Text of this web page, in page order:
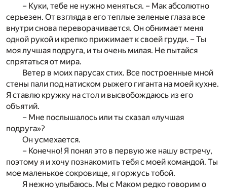
– Куки, тебе не нужно меняться. – Мак абсолютно
серьезен. От взгляда в его теплые зеленые глаза все
внутри снова переворачивается. Он обнимает меня
одной рукой и крепко прижимает к своей груди. – Ты
моя лучшая подруга, и ты очень милая. Не пытайся
спрятаться от мира.
Ветер в моих парусах стих. Все построенные мной
стены пали под натиском рыжего гиганта на моей кухне.
Я ставлю кружку на стол и высвобождаюсь из его
объятий.
– Мне послышалось или ты сказал «лучшая
подруга»?
Он усмехается.
– Конечно! Я понял это в первую же нашу встречу,
поэтому я и хочу познакомить тебя с моей командой. Ты
мое маленькое сокровище, я горжусь тобой.
Я нежно улыбаюсь. Мы с Маком редко говорим о